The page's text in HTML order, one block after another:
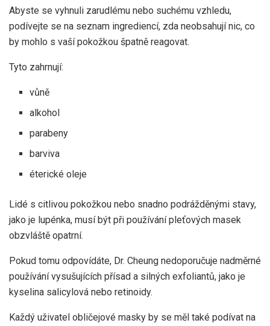
Abyste se vyhnuli zarudlému nebo suchému vzhledu,
podívejte se na seznam ingrediencí, zda neobsahují nic, co
by mohlo s vaší pokožkou špatně reagovat.
Tyto zahrnují:
vůně
alkohol
parabeny
barviva
éterické oleje
Lidé s citlivou pokožkou nebo snadno podrážděnými stavy,
jako je lupénka, musí být při používání pleťových masek
obzvláště opatrní.
Pokud tomu odpovídáte, Dr. Cheung nedoporučuje nadměrné
používání vysušujících přísad a silných exfoliantů, jako je
kyselina salicylová nebo retinoidy.
Každý uživatel obličejové masky by se měl také podívat na